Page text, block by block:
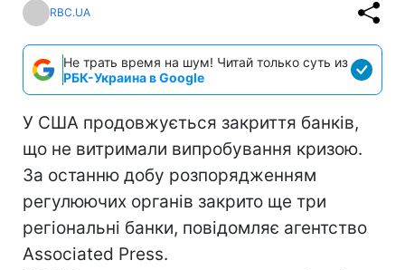
RBC.UA
Не трать время на шум! Читай только суть из
РБК-Украина в Google
У США продовжується закриття банків,
що не витримали випробування кризою.
За останню добу розпорядженням
регулюючих органів закрито ще три
регіональні банки, повідомляє агентство
Associated Press.